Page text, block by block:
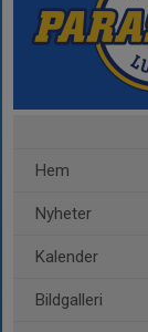
Hem
Nyheter
Kalender
Bildgalleri